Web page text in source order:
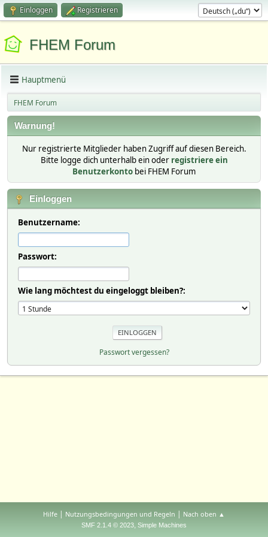
Einloggen Registrieren
FHEM Forum
Hauptmenü
FHEM Forum
Warnung!
Nur registrierte Mitglieder haben Zugriff auf diesen Bereich.
Bitte logge dich unterhalb ein oder registriere ein
Benutzerkonto bei FHEM Forum
Einloggen
Benutzername:
Passwort:
Wie lang möchtest du eingeloggt bleiben?:
Passwort vergessen?
Hilfe | Nutzungsbedingungen und Regeln | Nach oben ▲
SMF 2.1.4 © 2023, Simple Machines